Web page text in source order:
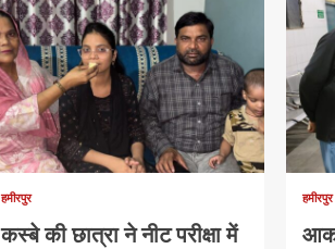
हमीरपुर
कस्बे की छात्रा ने नीट परीक्षा में
हमीरपुर